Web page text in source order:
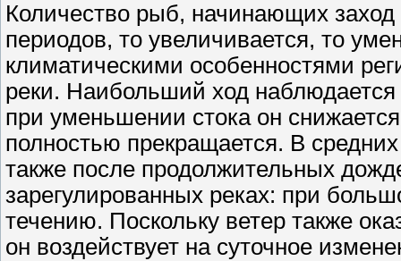
Количество рыб, начинающих заход
периодов, то увеличивается, то
климатическими особенностями
реки. Наибольший ход
при уменьшении стока он
полностью прекращается. В
также после продолжительных
зарегулированных реках: при
течению. Поскольку ветер также
он воздействует на суточное